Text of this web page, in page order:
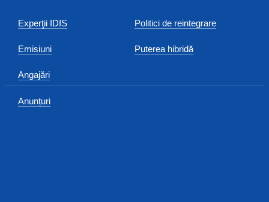
Experţii IDIS
Emisiuni
Angajări
Anunțuri
Politici de reintegrare
Puterea hibridă